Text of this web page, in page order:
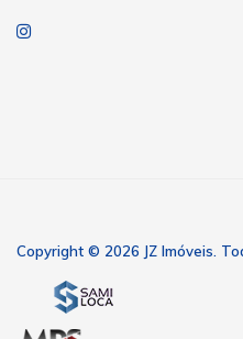
Copyright © 2026 JZ Imóveis.